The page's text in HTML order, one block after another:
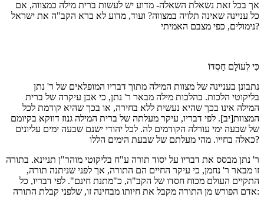
אך בכל זאת נשאלת השאלה- מדוע יש לעשות ברית מילה כמצווה, אם
כל עניינה שאינה תלויה במצווה? ועוד, מדוע לא ברא הקב"ה את ישראל
נימולים, כפי מצבם האמיתי?
כִּי לְעוֹלָם חַסְדּוֹ
נתבונן בעניינה של מצוות המילה מתוך דבריו המופלאים של ר' נתן
בליקוטי הלכות. בהלכות מילה מבאר ר' נתן, כי אכן עיקרה של ברית
המילה אינו בכך שהיא נעשית ללא בחירה, או בכך שהיא קודמת לכל
המצוות[יב]. לפי דבריו, עיקר מעלתה של ברית המילה גנוז דווקא בקיומם
של שבעה ימי עורלה הקודמים לה. לכל יהודי ישנם שבעה ימים עליונים
כאלה בחייו. מהי מעלתם של שבעת הימים הללו?
ר' נתן מבסס את דבריו על יסוד תורה ע"ח בליקוטי מוהר"ן תניינא. בתורה
זו מבאר ר' נחמן, כי עיקר החיים הם התורה, אך לפני שניתנה תורה,
התקיים העולם מכוח חסדו של הקב"ה, כ"מתנת חינם". לפי דבריו, כל
אדם הפורש מן התורה מקבל את חיותו מבחינה זו, שלפני קבלת התורה: